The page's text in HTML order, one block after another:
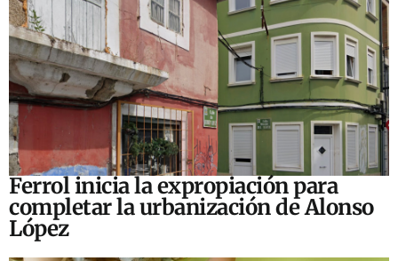
Ferrol inicia la expropiación para
completar la urbanización de Alonso
López